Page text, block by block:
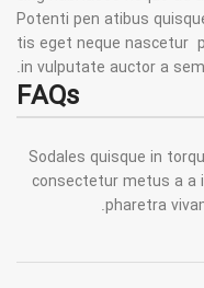
Potenti pen atibus
tis eget neque nascetur
in vulputate auctor a
FAQs
Sodales quisque in
consectetur metus a a
pharetra